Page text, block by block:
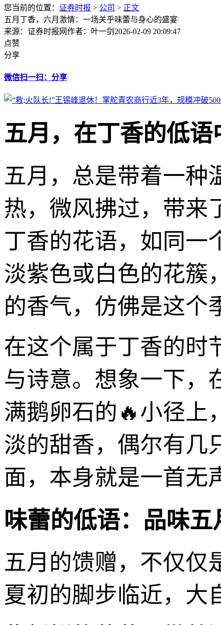
您当前的位置： 证券时报 > 公司 > 正文
五月丁香，六月激情：一场关乎味蕾与身心的盛宴
来源：证券时报网作者：叶一剑 2026-02-09 20:09:47
点赞
分享
微信扫一扫：分享
五月，在丁香的低
五月，总是带着一种
热，微风拂过，带来
丁香的花语，如同一
淡紫色或白色的花簇
的香气，仿佛是这个
在这个属于丁香的时
与诗意。想象一下，
满鹅卵石的🔥小径上
淡的甜香，偶尔有几
面，本身就是一首无
味蕾的低语：品味五
五月的馈赠，不仅仅
夏初的脚步临近，大